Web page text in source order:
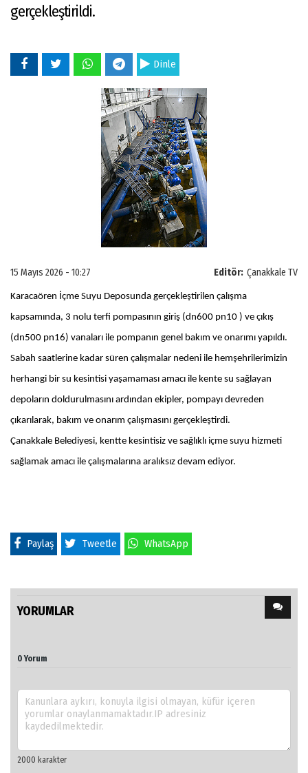
gerçekleştirildi.
Dinle
Editör: Çanakkale TV
15 Mayıs 2026 - 10:27
Karacaören İçme Suyu Deposunda gerçekleştirilen çalışma
kapsamında, 3 nolu terfi pompasının giriş (dn600 pn10 ) ve çıkış
(dn500 pn16) vanaları ile pompanın genel bakım ve onarımı yapıldı.
Sabah saatlerine kadar süren çalışmalar nedeni ile hemşehrilerimizin
herhangi bir su kesintisi yaşamaması amacı ile kente su sağlayan
depoların doldurulmasını ardından ekipler, pompayı devreden
çıkarılarak, bakım ve onarım çalışmasını gerçekleştirdi.
Çanakkale Belediyesi, kentte kesintisiz ve sağlıklı içme suyu hizmeti
sağlamak amacı ile çalışmalarına aralıksız devam ediyor.
Paylaş Tweetle WhatsApp
YORUMLAR
0 Yorum